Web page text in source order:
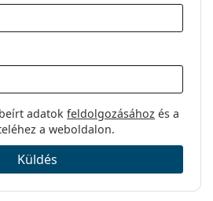
adatokfeldolgozásához és a
a weboldalon.
Küldés